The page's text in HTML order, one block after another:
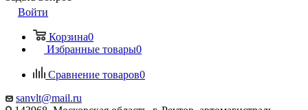
Войти
Корзина0
Избранные товары0
Сравнение товаров0
sanvlt@mail.ru